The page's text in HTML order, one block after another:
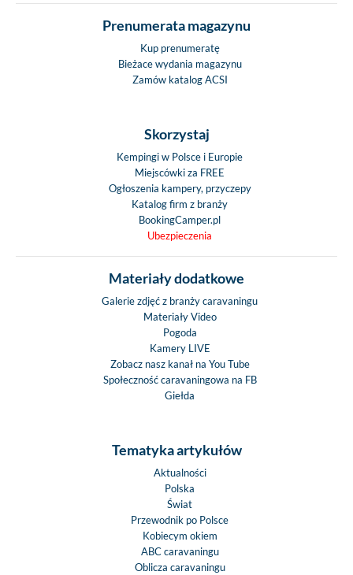
Prenumerata magazynu
Kup prenumeratę
Bieżace wydania magazynu
Zamów katalog ACSI
Skorzystaj
Kempingi w Polsce i Europie
Miejscówki za FREE
Ogłoszenia kampery, przyczepy
Katalog firm z branży
BookingCamper.pl
Ubezpieczenia
Materiały dodatkowe
Galerie zdjęć z branży caravaningu
Materiały Video
Pogoda
Kamery LIVE
Zobacz nasz kanał na You Tube
Społeczność caravaningowa na FB
Giełda
Tematyka artykułów
Aktualności
Polska
Świat
Przewodnik po Polsce
Kobiecym okiem
ABC caravaningu
Oblicza caravaningu